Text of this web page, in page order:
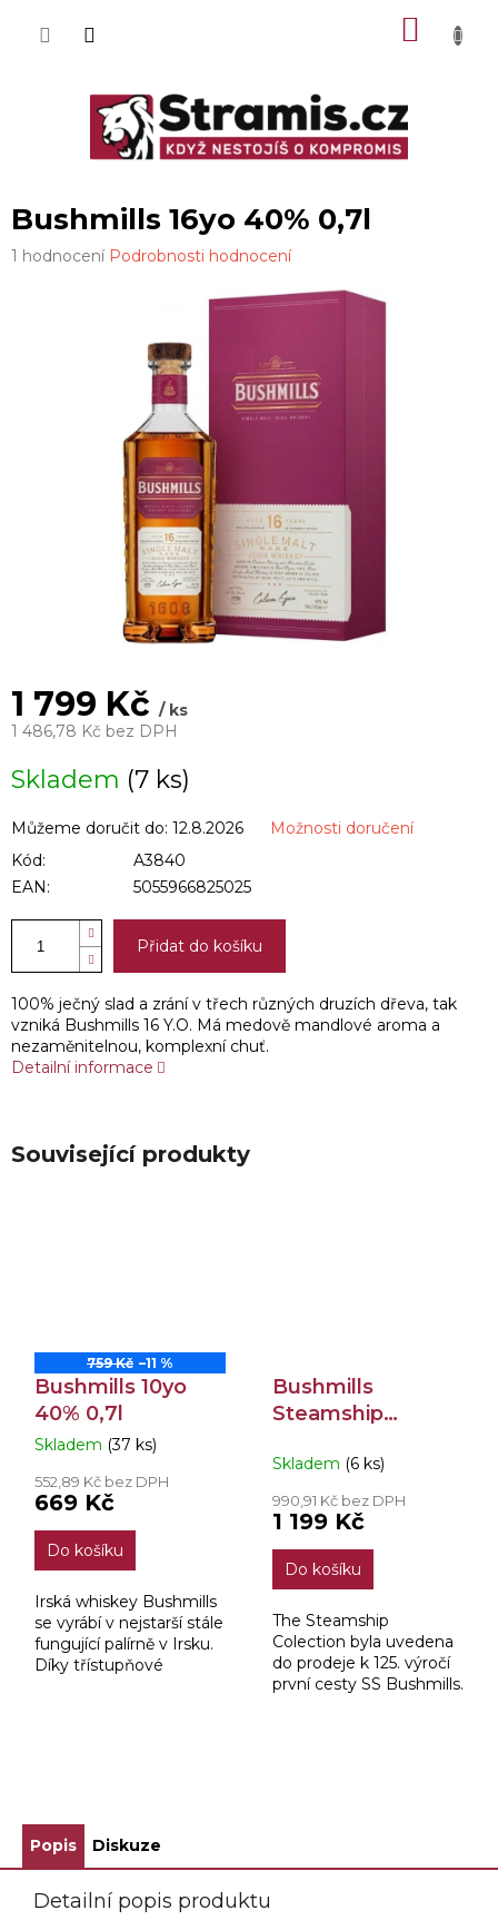
Bushmills 16yo 40% 0,7l
Průměrné
1 hodnocení Podrobnosti hodnocení
1 799 Kč/ ks
1 486,78 Kč bez DPH
cena:
Skladem (7 ks)
Můžeme doručit do: 12.8.2026
Možnosti doručení
Kód:
A3840
EAN:
5055966825025
Přidat do košíku
100% ječný slad a zrání v třech různých druzích dřeva, tak
vzniká Bushmills 16 Y.O. Má medově mandlové aroma a
nezaměnitelnou, komplexní chuť.
Detailní informace
Související produkty
759 Kč –11 %
Bushmills 10yo
40% 0,7l
Průměrné
produktu
je
3,4
5
hvězdiček.
Skladem (37 ks)
552,89 Kč bez DPH
669 Kč
Do košíku
Irská whiskey Bushmills
se vyrábí v nejstarší stále
fungující palírně v Irsku.
Díky třístupňové
Bushmills
Steamship
Cask 40% 1l
Skladem (6 ks)
990,91 Kč bez DPH
1 199 Kč
Do košíku
The Steamship
Colection byla uvedena
do prodeje k 125. výročí
první cesty SS Bushmills.
Popis Diskuze
Detailní popis produktu